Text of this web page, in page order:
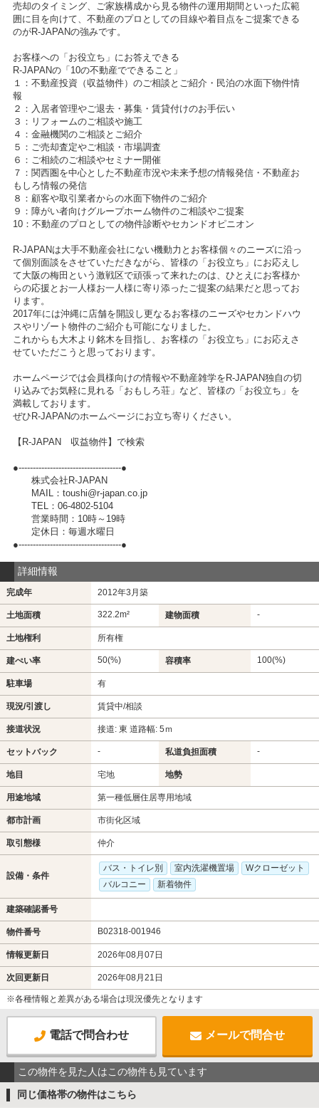
売却のタイミング、ご家族構成から見る物件の運用期間といった広範
囲に目を向けて、不動産のプロとしての目線や着目点をご提案できる
のがR-JAPANの強みです。
お客様への「お役立ち」にお答えできる
R-JAPANの「10の不動産でできること」
１：不動産投資（収益物件）のご相談とご紹介・民泊の水面下物件情
報
２：入居者管理やご退去・募集・賃貸付けのお手伝い
３：リフォームのご相談や施工
４：金融機関のご相談とご紹介
５：ご売却査定やご相談・市場調査
６：ご相続のご相談やセミナー開催
７：関西圏を中心とした不動産市況や未来予想の情報発信・不動産お
もしろ情報の発信
８：顧客や取引業者からの水面下物件のご紹介
９：障がい者向けグループホーム物件のご相談やご提案
10：不動産のプロとしての物件診断やセカンドオピニオン
R-JAPANは大手不動産会社にない機動力とお客様個々のニーズに沿っ
て個別面談をさせていただきながら、皆様の「お役立ち」にお応えし
て大阪の梅田という激戦区で頑張って来れたのは、ひとえにお客様か
らの応援とお一人様お一人様に寄り添ったご提案の結果だと思ってお
ります。
2017年には沖縄に店舗を開設し更なるお客様のニーズやセカンドハウ
スやリゾート物件のご紹介も可能になりました。
これからも大木より銘木を目指し、お客様の「お役立ち」にお応えさ
せていただこうと思っております。
ホームページでは会員様向けの情報や不動産雑学をR-JAPAN独自の切
り込みでお気軽に見れる「おもしろ荘」など、皆様の「お役立ち」を
満載しております。
ぜひR-JAPANのホームページにお立ち寄りください。
【R-JAPAN 収益物件】で検索
●------------------------------------●
株式会社R-JAPAN
MAIL：toushi@r-japan.co.jp
TEL：06-4802-5104
営業時間：10時～19時
定休日：毎週水曜日
●------------------------------------●
詳細情報
完成年 2012年3月築
土地面積 322.2m² 建物面積 -
土地権利 所有権
建ぺい率 50(%) 容積率 100(%)
駐車場 有
現況/引渡し 賃貸中/相談
接道状況 接道: 東 道路幅: 5ｍ
セットバック - 私道負担面積 -
地目 宅地 地勢
用途地域 第一種低層住居専用地域
都市計画 市街化区域
取引態様 仲介
設備・条件
バス・トイレ別 室内洗濯機置場
Wクローゼット
バルコニー
新着物件
建築確認番号
物件番号 B02318-001946
情報更新日 2026年08月07日
次回更新日 2026年08月21日
※各種情報と差異がある場合は現況優先となります
電話で問合わせ メールで問合せ
この物件を見た人はこの物件も見ています
同じ価格帯の物件はこちら